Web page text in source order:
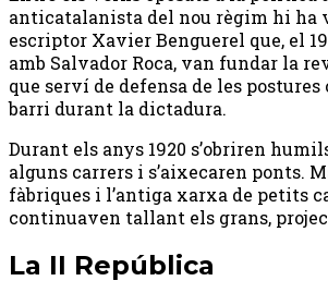
anticatalanista del nou règim hi ha
escriptor Xavier Benguerel que, el
amb Salvador Roca, van fundar la
que serví de defensa de les
barri durant la dictadura.
Durant els anys 1920 s’obriren
alguns carrers i s’aixecaren ponts.
fàbriques i l’antiga xarxa de petits
continuaven tallant els grans,
La II República